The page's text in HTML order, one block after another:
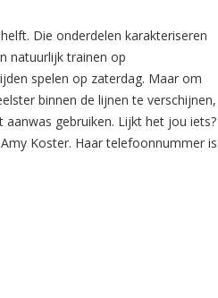
Die onderdelen karakteriseren
natuurlijk trainen op
spelen op zaterdag. Maar om
binnen de lijnen te verschijnen,
aanwas gebruiken. Lijkt het jou iets?
Koster. Haar telefoonnummer is: